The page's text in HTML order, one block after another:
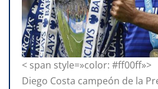
< span
Diego Costa campeón de la